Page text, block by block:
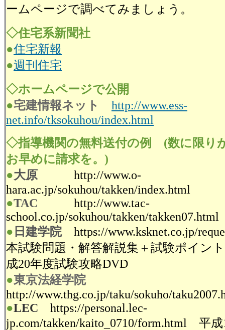
ームページで調べてみましょう。
◇住宅系新聞社
●住宅新報
●週刊住宅
◇ホームページで公開
●宅建情報ネット
http://www.ess-
net.info/tksokuhou/index.html
◇指導機関の無料送付の例 (数に限り
お早めに請求を。)
●大原
http://www.o-
hara.ac.jp/sokuhou/takken/index.html
●TAC http://www.tac-
school.co.jp/sokuhou/takken/takken07.html
● 日建学院https://www.ksknet.co.jp/
本試験問題・解答解説集＋試験ポイン
成20年度試験攻略DVD
●東京法経学院
http://www.thg.co.jp/taku/sokuho/
●LEC
https://personal.lec-
jp.com/takken/kaito_0710/form.html 平